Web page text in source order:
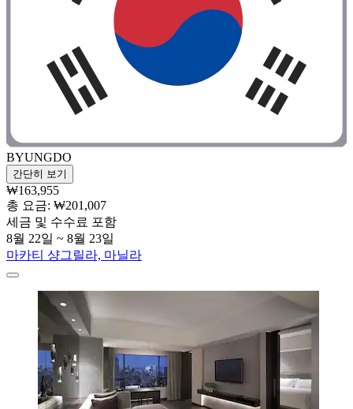
BYUNGDO
간단히 보기
₩163,955
총 요금: ₩201,007
세금 및 수수료 포함
8월 22일 ~ 8월 23일
마카티 샹그릴라, 마닐라